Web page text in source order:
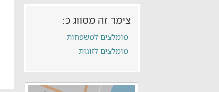
צימר זה מסווג כ:
מומלצים למשפחות
מומלצים לזוגות